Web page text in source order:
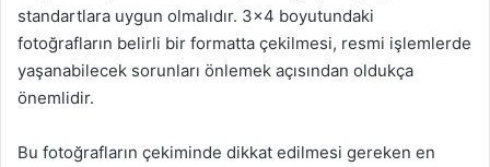
standartlara uygun olmalıdır. 3×4 boyutundaki
fotoğrafların belirli bir formatta çekilmesi, resmi işlemlerde
yaşanabilecek sorunları önlemek açısından oldukça
önemlidir.
Bu fotoğrafların çekiminde dikkat edilmesi gereken en